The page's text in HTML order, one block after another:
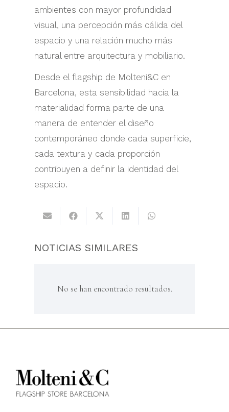
ambientes con mayor profundidad
visual, una percepción más cálida del
espacio y una relación mucho más
natural entre arquitectura y mobiliario.
Desde el flagship de Molteni&C en
Barcelona, esta sensibilidad hacia la
materialidad forma parte de una
manera de entender el diseño
contemporáneo donde cada superficie,
cada textura y cada proporción
contribuyen a definir la identidad del
espacio.
NOTICIAS SIMILARES
No se han encontrado resultados.